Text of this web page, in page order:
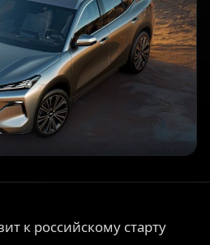
к российскому старту